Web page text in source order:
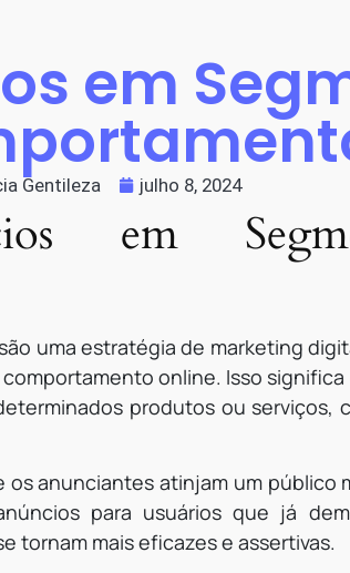
em
Gentileza julho 8, 2024
em
uma estratégia de marketing
online. Isso
produtos ou serviços,
anunciantes atinjam um público
para usuários que já
tornam mais eficazes e assertivas.